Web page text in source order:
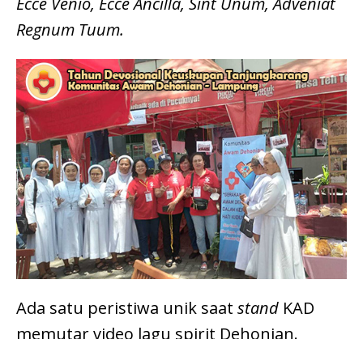
Regnum Tuum.
Ada satu peristiwa unik saat stand KAD
memutar video lagu spirit Dehonian.